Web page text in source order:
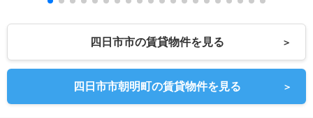
四日市市の賃貸物件を見る ＞
四日市市朝明町の賃貸物件を見る ＞